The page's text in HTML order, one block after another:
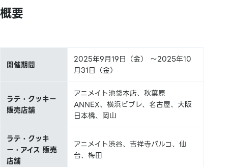
概要
開催期間
2025年9月19日（金） ～2025年10
月31日（金）
ラテ・クッキー
販売店舗
アニメイト池袋本店、秋葉原
ANNEX、横浜ビブレ、名古屋、大阪
日本橋、岡山
ラテ・クッキ
ー・アイス 販売
店舗
アニメイト渋谷、吉祥寺パルコ、仙
台、梅田